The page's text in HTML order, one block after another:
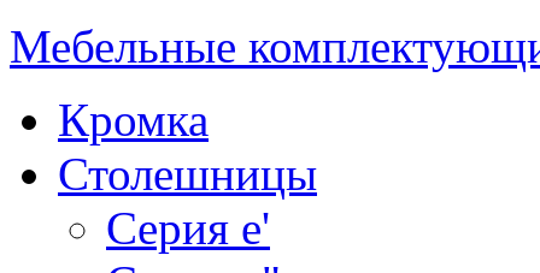
Мебельные
Кромка
Столешницы
Серия e'